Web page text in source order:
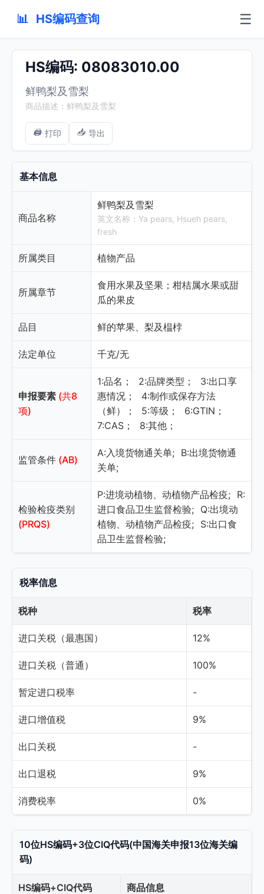
📊 HS编码查询 ☰
HS编码: 08083010.00
鲜鸭梨及雪梨
商品描述：鲜鸭梨及雪梨
🖨️ 打印 📥 导出
基本信息
商品名称
鲜鸭梨及雪梨
英文名称：Ya pears, Hsueh pears,
fresh
所属类目 植物产品
所属章节
食用水果及坚果；柑桔属水果或甜
瓜的果皮
品目 鲜的苹果、梨及榅桲
法定单位 千克/无
申报要素 (共8
项)
1:品名； 2:品牌类型；
3:出口享
惠情况；
4:制作或保存方法
（鲜）；
5:等级；
6:GTIN；
7:CAS；
8:其他；
监管条件 (AB)
A:入境货物通关单; B:出境货物通
关单;
检验检疫类别
(PRQS)
P:进境动植物、动植物产品检疫; R:
进口食品卫生监督检验; Q:出境动
植物、动植物产品检疫; S:出口食
品卫生监督检验;
税率信息
税种 税率
进口关税（最惠国） 12%
进口关税（普通） 100%
暂定进口税率 -
进口增值税 9%
出口关税 -
出口退税 9%
消费税率 0%
10位HS编码+3位CIQ代码(中国海关申报13位海关编
码)
HS编码+CIQ代码 商品信息